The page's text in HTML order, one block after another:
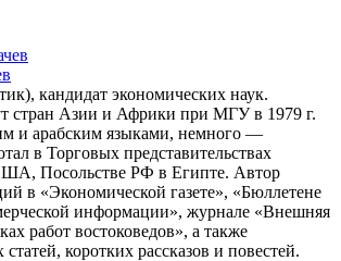
кандидат экономических наук.
стран Азии и Африки при МГУ в 1979 г.
и арабским языками, немного —
в Торговых представительствах
Посольстве РФ в Египте. Автор
в «Экономической газете», «Бюллетене
информации», журнале «Внешняя
работ востоковедов», а также
коротких рассказов и повестей.